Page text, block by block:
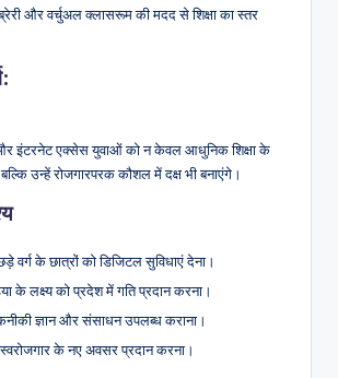
और वर्चुअल क्लासरूम की मदद से शिक्षा का स्तर
इंटरनेट एक्सेस युवाओं को न केवल आधुनिक शिक्षा के
उन्हें रोजगारपरक कौशल में दक्ष भी बनाएंगे।
वर्ग के छात्रों को डिजिटल सुविधाएं देना।
के लक्ष्य को प्रदेश में गति प्रदान करना।
ज्ञान और संसाधन उपलब्ध कराना।
के नए अवसर प्रदान करना।